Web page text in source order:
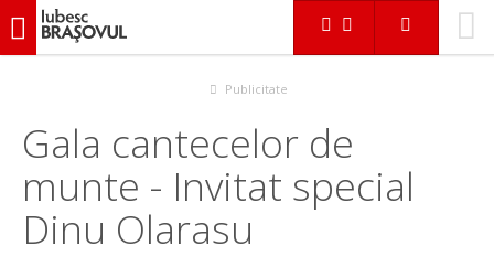
iubescbraşovul.ro
Gala cantecelor de munte - Invitat special Dinu Olarasu
Publicitate
Gala cantecelor de
munte - Invitat special
Dinu Olarasu